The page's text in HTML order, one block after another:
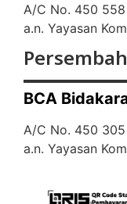
A/C No. 450
a.n. Yayasan
BCA
A/C No. 450
a.n. Yayasan